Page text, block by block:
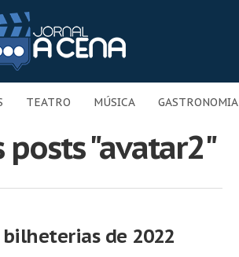
TEATRO MÚSICA GASTRONOMIA
posts "avatar2"
de 2022